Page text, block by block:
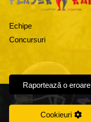
Echipe
Concursuri
Raportează o eroare
Cookieuri